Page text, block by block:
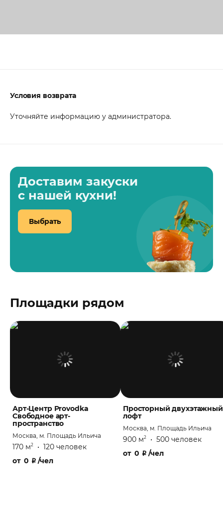
Условия возврата
Уточняйте информацию у администратора.
Доставим закуски
с нашей кухни!
Выбрать
Площадки рядом
Арт-Центр Provodka
Свободное арт-
пространство
Москва, м. Площадь Ильича
170 м2 • 120 человек
от0 ₽ /чел
Просторный двухэтажный
лофт
Москва, м. Площадь Ильича
900 м2 • 500 человек
от0 ₽ /чел